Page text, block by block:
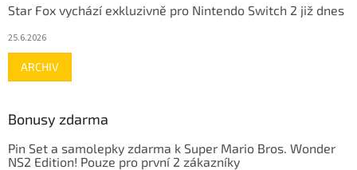
Star Fox vychází exkluzivně pro Nintendo Switch 2 již dnes
25.6.2026
ARCHIV
Bonusy zdarma
Pin Set a samolepky zdarma k Super Mario Bros. Wonder
NS2 Edition! Pouze pro první 2 zákazníky